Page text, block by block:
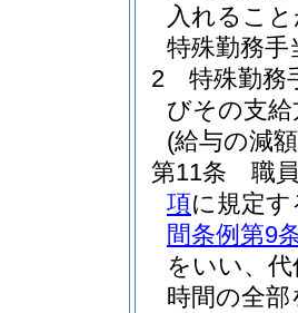
入れるこ
特殊勤務
2
特殊勤務
びその支
(給与の減
第11条
職
項に規定
間条例第9
をいい、
時間の全